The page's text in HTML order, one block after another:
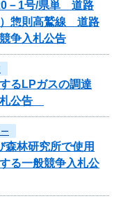
－1号/県単 道路
）惣則高鷲線 道路
争入札公告
るLPガスの調達
札公告
森林研究所で使用
る一般競争入札公